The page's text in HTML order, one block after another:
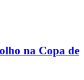
na Copa de